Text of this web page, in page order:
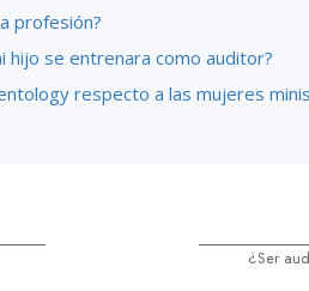
profesión?
hijo se entrenara como auditor?
respecto a las mujeres
¿Ser